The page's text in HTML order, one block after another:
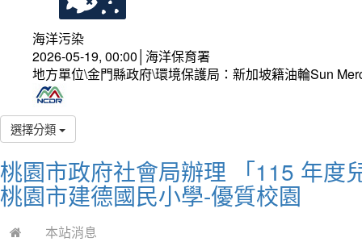
海洋污染
2026-05-19, 00:00│海洋保育署
地方單位\金門縣政府\環境保護局：新加坡籍油輪Sun
選擇分類
桃園市政府社會局辦理 「115 年度
桃園市建德國民小學-優質校園
本站消息